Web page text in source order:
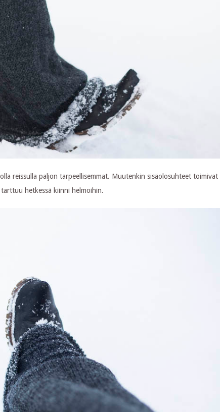
reissulla paljon tarpeellisemmat. Muutenkin sisäolosuhteet toimivat
hetkessä kiinni helmoihin.